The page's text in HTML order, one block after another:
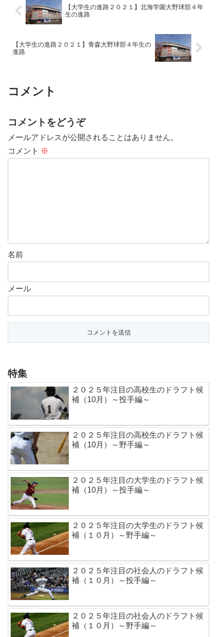
【大学生の進路２０２１】北海学園大野球部４年
生の進路
【大学生の進路２０２１】青森大野球部４年生の
進路
コメント
コメントをどうぞ
メールアドレスが公開されることはありません。
コメント ※
名前
メール
特集
２０２５年注目の高校生のドラフト候
補（10月）～投手編～
２０２５年注目の高校生のドラフト候
補（10月）～野手編～
２０２５年注目の大学生のドラフト候
補（10月）～投手編～
２０２５年注目の大学生のドラフト候
補（１０月）～野手編～
２０２５年注目の社会人のドラフト候
補（１０月）～投手編～
２０２５年注目の社会人のドラフト候
補（１０月）～野手編～